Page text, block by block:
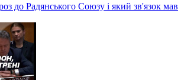
до Радянського Союзу і який зв'язок мав